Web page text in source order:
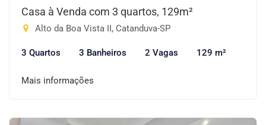
Casa à Venda com 3 quartos, 129m²
Alto da Boa Vista II, Catanduva-SP
3 Quartos 3 Banheiros 2 Vagas 129 m²
Mais informações